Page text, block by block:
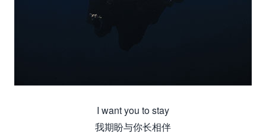
I want you to stay
我期盼与你长相伴